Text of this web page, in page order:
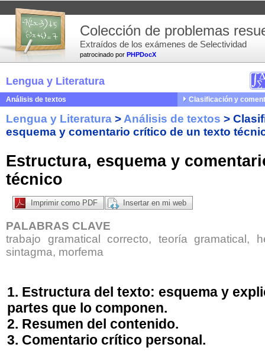
patrocinado por PHPDocX
Colección de problemas
Extraídos de los exámenes de Selectividad
Lengua y Literatura
Análisis de textos Clasificación y
Lengua y Literatura > Análisis de textos >
esquema y comentario crítico de un texto
Estructura, esquema y
técnico
Imprimir como PDF Insertar en mi web
PALABRAS CLAVE
trabajo gramatical correcto, teoría gramatical,
sintagma, morfema
1. Estructura del texto: esquema y
partes que lo componen.
2. Resumen del contenido.
3. Comentario crítico personal.